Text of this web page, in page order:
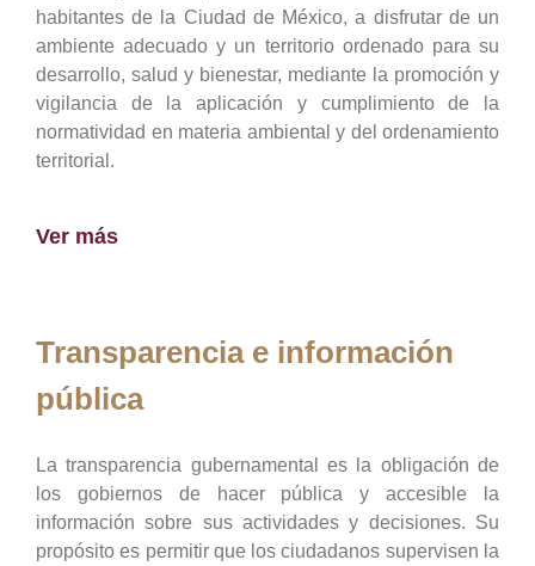
habitantes de la Ciudad de México, a disfrutar de un
ambiente adecuado y un territorio ordenado para su
desarrollo, salud y bienestar, mediante la promoción y
vigilancia de la aplicación y cumplimiento de la
normatividad en materia ambiental y del ordenamiento
territorial.
Ver más
Transparencia e información
pública
La transparencia gubernamental es la obligación de
los gobiernos de hacer pública y accesible la
información sobre sus actividades y decisiones. Su
propósito es permitir que los ciudadanos supervisen la